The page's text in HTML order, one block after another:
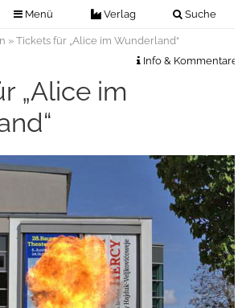
Menü Verlag Suche
Nachrichten
Anzeigensuche
Digitale Ausgaben
» Tickets für „Alice im Wunderland“
Info & Kommentare
„Alice im